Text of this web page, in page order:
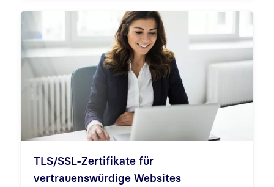
TLS/SSL-Zertifikate für
vertrauenswürdige Websites